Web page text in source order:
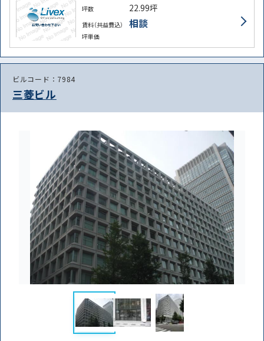
坪数 22.99坪
賃料（共益費込） 相談
坪単価
ビルコード：7984
三菱ビル